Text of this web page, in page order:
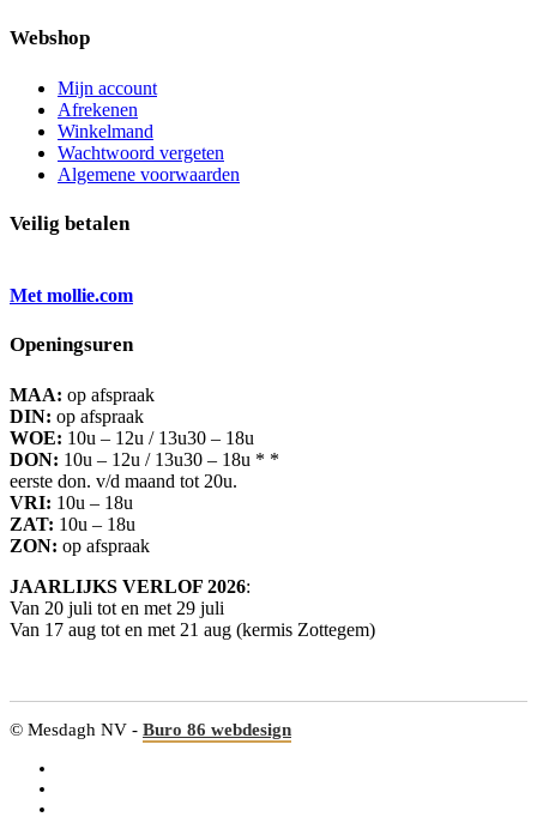
Webshop
Mijn account
Afrekenen
Winkelmand
Wachtwoord vergeten
Algemene voorwaarden
Veilig betalen
Met mollie.com
Openingsuren
MAA: op afspraak
DIN: op afspraak
WOE: 10u – 12u / 13u30 – 18u
DON: 10u – 12u / 13u30 – 18u * *
eerste don. v/d maand tot 20u.
VRI: 10u – 18u
ZAT: 10u – 18u
ZON: op afspraak
JAARLIJKS VERLOF 2026:
Van 20 juli tot en met 29 juli
Van 17 aug tot en met 21 aug (kermis Zottegem)
© Mesdagh NV - Buro 86 webdesign